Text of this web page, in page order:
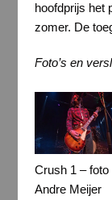
hoofdprijs het
zomer. De
Foto’s en
Crush 1 – foto
Andre Meijer